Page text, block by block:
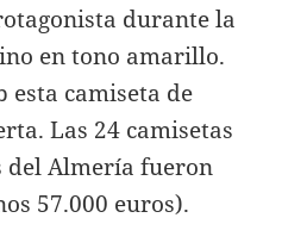
durante la
en tono amarillo.
esta camiseta de
Las 24 camisetas
del Almería fueron
57.000 euros).